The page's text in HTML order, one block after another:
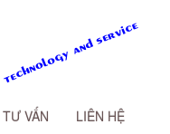
TƯ VẤN LIÊN HỆ